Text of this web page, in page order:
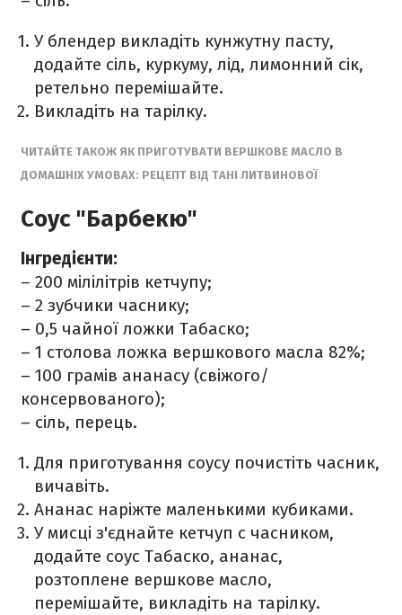
У блендер викладіть кунжутну пасту,
додайте сіль, куркуму, лід, лимонний сік,
ретельно перемішайте.
Викладіть на тарілку.
ЧИТАЙТЕ ТАКОЖ ЯК ПРИГОТУВАТИ ВЕРШКОВЕ МАСЛО В
ДОМАШНІХ УМОВАХ: РЕЦЕПТ ВІД ТАНІ ЛИТВИНОВОЇ
Соус "Барбекю"
Інгредієнти⁣⁣⁣:
– 200 мілілітрів кетчупу;
– 2 зубчики часнику;
– 0,5 чайної ложки Табаско;
– 1 столова ложка вершкового масла 82%;
– 100 грамів ананасу (свіжого/
консервованого);
– сіль, перець.
Для приготування соусу почистіть часник,
вичавіть.
Ананас наріжте маленькими кубиками.
У мисці з'єднайте кетчуп с часником,
додайте соус Табаско, ананас,
розтоплене вершкове масло,
перемішайте, викладіть на тарілку.